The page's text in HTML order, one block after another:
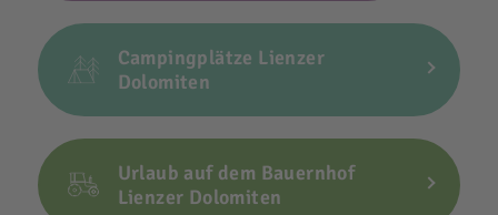
Campingplätze Lienzer
Dolomiten
Urlaub auf dem Bauernhof
Lienzer Dolomiten